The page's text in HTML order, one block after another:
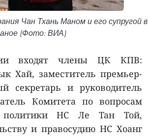
Чан Тхань Маном и его супругой в
(Фото: ВИА)
входят члены ЦК КПВ:
Хай, заместитель премьер-
секретарь и руководитель
Комитета по вопросам
политики НС Ле Тан Той,
и правосудию НС Хоанг